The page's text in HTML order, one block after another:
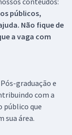
públicos,
Não fique de
a vaga com
graduação e
com a
público que
sua área.